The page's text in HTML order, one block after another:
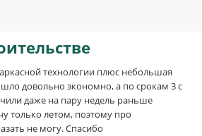
технологии плюс небольшая
довольно экономно, а по срокам 3 с
даже на пару недель раньше
только летом, поэтому про
не могу. Спасибо